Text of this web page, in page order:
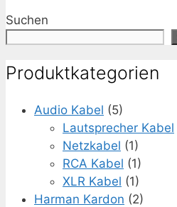
Suchen
Produktkategorien
Audio Kabel (5)
Lautsprecher Kabel
Netzkabel (1)
RCA Kabel (1)
XLR Kabel (1)
Harman Kardon (2)